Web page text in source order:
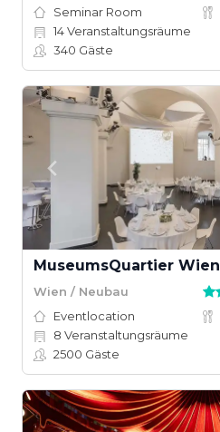
Seminar Room
14Veranstaltungsräume
340 Gäste
MuseumsQuartier Wien
Wien / Neubau
Eventlocation
8 Veranstaltungsräume
2500 Gäste